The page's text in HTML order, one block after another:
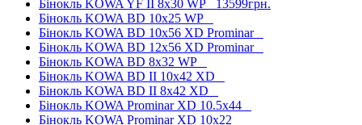
Бінокль KOWA YF II 8x30 WP 13599грн.
Бінокль KOWA BD 10x25 WP
Бінокль KOWA BD 10x56 XD Prominar
Бінокль KOWA BD 12x56 XD Prominar
Бінокль KOWA BD 8x32 WP
Бінокль KOWA BD II 10x42 XD
Бінокль KOWA BD II 8x42 XD
Бінокль KOWA Prominar XD 10.5x44
Бінокль KOWA Prominar XD 10x22